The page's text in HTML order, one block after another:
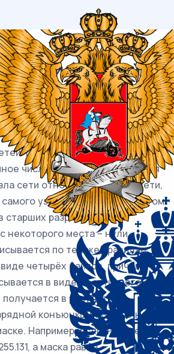
(типовой)
/ Информатика /
(24) / 33
TCP/IP маской сети
число, определяющее, какая
сети относится к адресу сети,
самого узла в этой сети. При этом
старших разрядах) стоят
некоторого места – нули.
по тем же правилам,
четырёх байтов, причём
в виде десятичного
в результате
конъюнкции к заданному
Например, если IP-адрес
а маска равна